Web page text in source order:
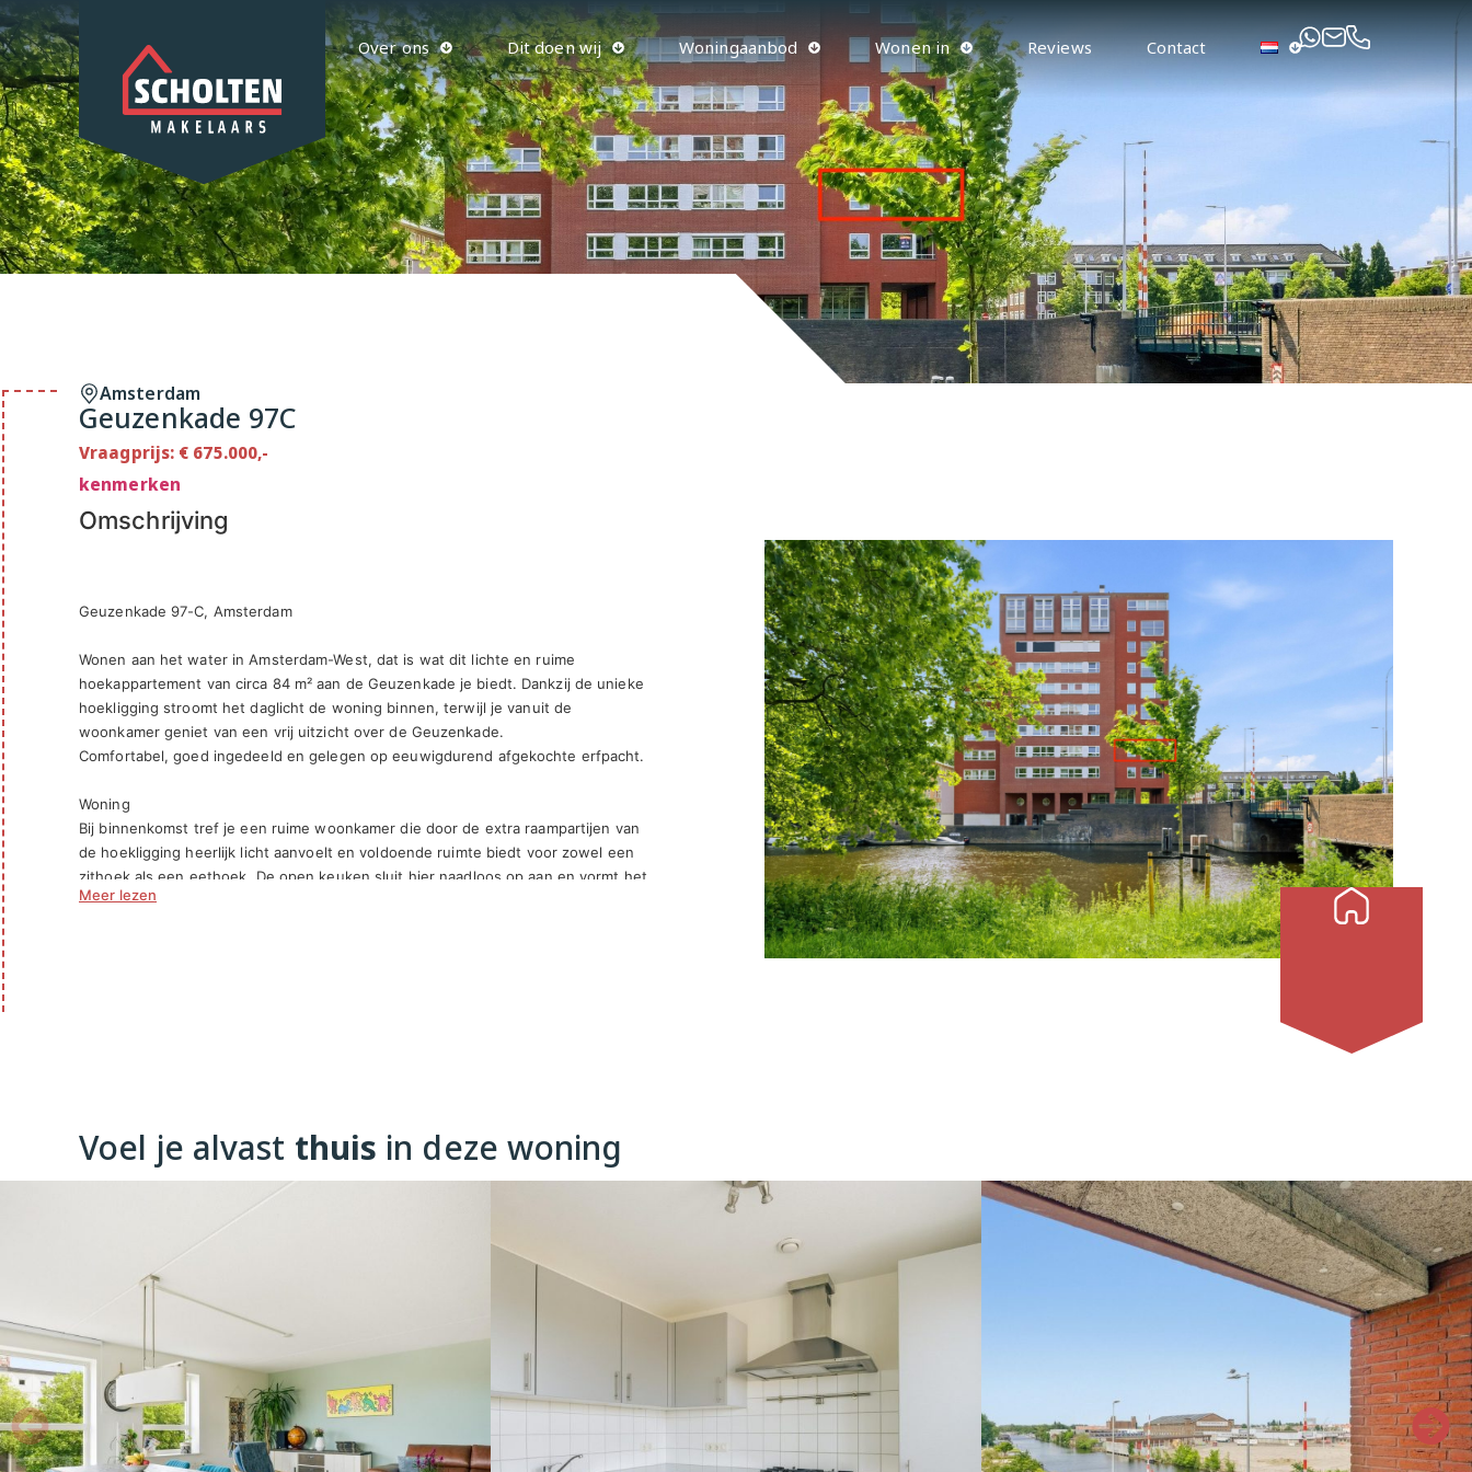
Over ons Dit doen wij Woningaanbod Wonen in Reviews Contact
Amsterdam
Geuzenkade 97C
Vraagprijs: € 675.000,-
kenmerken
Omschrijving
Geuzenkade 97-C, Amsterdam
Wonen aan het water in Amsterdam-West, dat is wat dit lichte en ruime
hoekappartement van circa 84 m² aan de Geuzenkade je biedt. Dankzij de unieke
hoekligging stroomt het daglicht de woning binnen, terwijl je vanuit de
woonkamer geniet van een vrij uitzicht over de Geuzenkade.
Comfortabel, goed ingedeeld en gelegen op eeuwigdurend afgekochte erfpacht.
Woning
Bij binnenkomst tref je een ruime woonkamer die door de extra raampartijen van
de hoekligging heerlijk licht aanvoelt en voldoende ruimte biedt voor zowel een
zithoek als een eethoek. De open keuken sluit hier naadloos op aan en vormt het
kloppende hart van de woning. De twee goed bemeten slaapkamers lenen zich
Supermarkten, speciaalzaken en gezellige horecagelegenheden zijn zo gevonden,
terwijl het Erasmuspark, Rembrandtpark en Westerpark op korte fietsafstand
liggen. Tram- en busverbindingen in de directe omgeving brengen je snel naar het
centrum, Station Sloterdijk en Amsterdam Centraal. Met de auto ben je binnen
enkele minuten op de Ring A10.
Vereniging van Eigenaren
De VvE 'De Admiraliteit' is een actieve en goed georganiseerde vereniging,
professioneel beheerd door Munnik VvE Beheer. De maandelijkse servicekosten
bedragen circa € 157,- (woning + berging) en zijn inclusief liftonderhoud,
glazenwasser en schoonmaak van de gemeenschappelijke ruimtes. Er is een
meerjarenonderhoudsplan (MJOP) aanwezig, wat zorgt voor een goed
onderhouden complex.
Meer lezen
Voel je alvast thuis in deze woning